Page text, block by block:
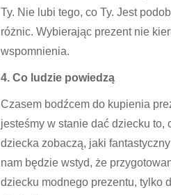
Ty. Nie lubi tego, co Ty. Jest
różnic. Wybierając prezent nie
wspomnienia.
4. Co ludzie powiedzą
Czasem bodźcem do kupienia
jesteśmy w stanie dać dziecku
dziecka zobaczą, jaki
nam będzie wstyd, że
dziecku modnego prezentu, tylko